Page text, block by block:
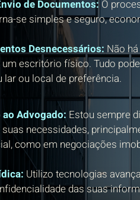
de Documentos: O
se simples e seguro,
Desnecessários: Não
escritório físico. Tudo
ou local de preferência.
Advogado: Estou sempre
necessidades,
como em negociações
Utilizo tecnologias
das suas